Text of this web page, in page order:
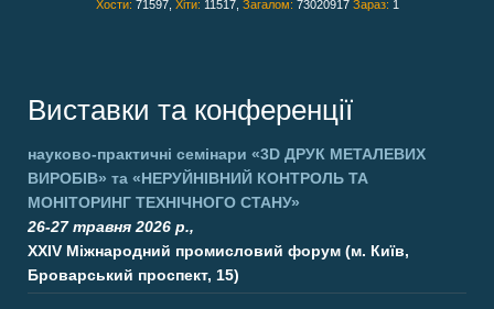
Хости: 71597, Хіти: 11517, Загалом: 73020917 Зараз: 1
Виставки та конференції
науково-практичні семінари «3D ДРУК МЕТАЛЕВИХ
ВИРОБІВ» та «НЕРУЙНІВНИЙ КОНТРОЛЬ ТА
МОНІТОРИНГ ТЕХНІЧНОГО СТАНУ»
26-27 травня 2026 р.,
XXIV Міжнародний промисловий форум (м. Київ,
Броварський проспект, 15)